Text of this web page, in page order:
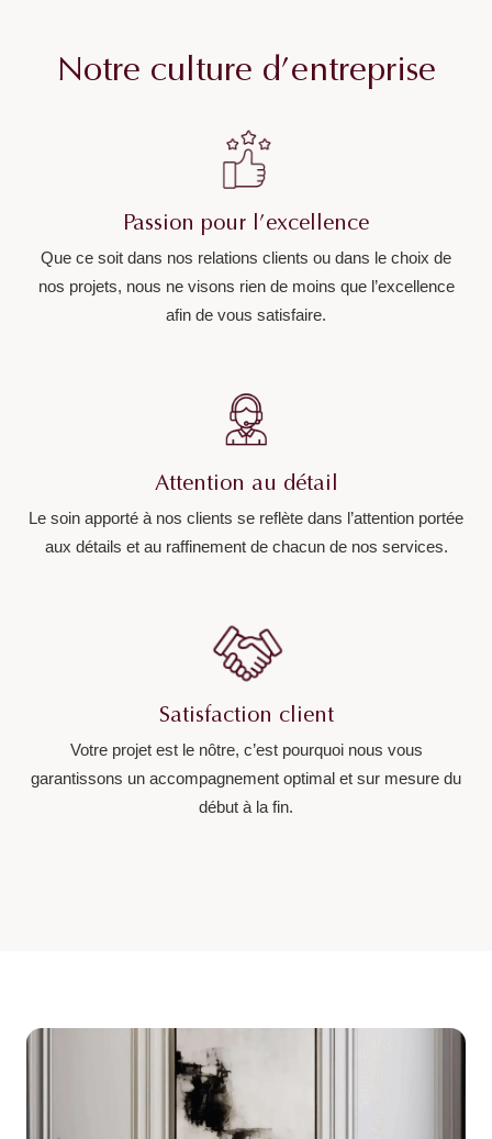
Notre culture d’entreprise
Passion pour l’excellence
Que ce soit dans nos relations clients ou dans le choix de
nos projets, nous ne visons rien de moins que l’excellence
afin de vous satisfaire.
Attention au détail
Le soin apporté à nos clients se reflète dans l’attention portée
aux détails et au raffinement de chacun de nos services.
Satisfaction client
Votre projet est le nôtre, c’est pourquoi nous vous
garantissons un accompagnement optimal et sur mesure du
début à la fin.